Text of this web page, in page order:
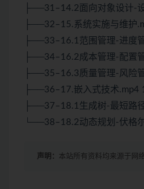
├──31–14.2面向对象设计-
├──32–15.系统实施与维护
├──33–16.1范围管理-进度
├──34–16.2成本管理-配置
├──35–16.3质量管理-风险
├──36–17.嵌入式技术.mp4
├──37–18.1生成树-最短路
└──38–18.2动态规划-伏格
声明： 本站所有资料均来源于网